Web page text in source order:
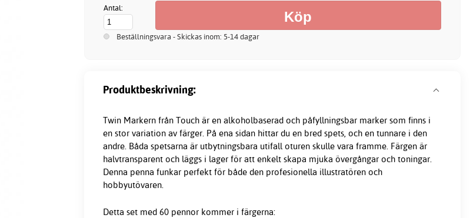
Antal:
Beställningsvara - Skickas inom: 5-14 dagar
Produktbeskrivning:
Twin Markern från Touch är en alkoholbaserad och påfyllningsbar marker som finns i
en stor variation av färger. På ena sidan hittar du en bred spets, och en tunnare i den
andre. Båda spetsarna är utbytningsbara utifall oturen skulle vara framme. Färgen är
halvtransparent och läggs i lager för att enkelt skapa mjuka övergångar och toningar.
Denna penna funkar perfekt för både den profesionella illustratören och
hobbyutövaren.
Detta set med 60 pennor kommer i färgerna: